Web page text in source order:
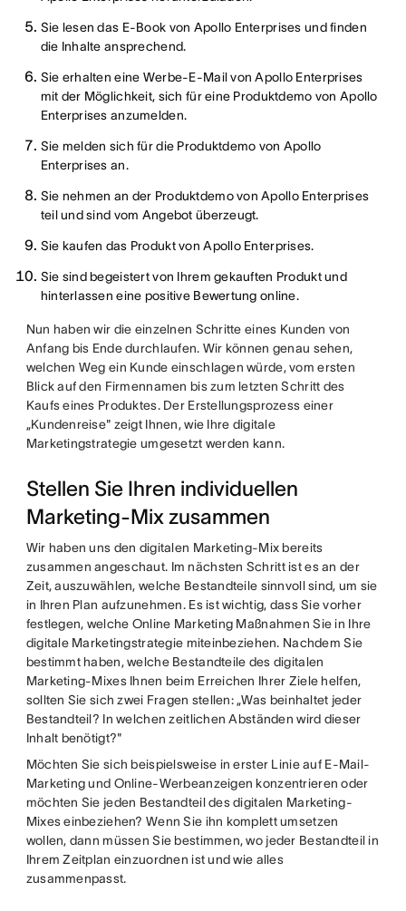
Sie lesen das E-Book von Apollo Enterprises und finden
die Inhalte ansprechend.
Sie erhalten eine Werbe-E-Mail von Apollo Enterprises
mit der Möglichkeit, sich für eine Produktdemo von Apollo
Enterprises anzumelden.
Sie melden sich für die Produktdemo von Apollo
Enterprises an.
Sie nehmen an der Produktdemo von Apollo Enterprises
teil und sind vom Angebot überzeugt.
Sie kaufen das Produkt von Apollo Enterprises.
Sie sind begeistert von Ihrem gekauften Produkt und
hinterlassen eine positive Bewertung online.
Nun haben wir die einzelnen Schritte eines Kunden von
Anfang bis Ende durchlaufen. Wir können genau sehen,
welchen Weg ein Kunde einschlagen würde, vom ersten
Blick auf den Firmennamen bis zum letzten Schritt des
Kaufs eines Produktes. Der Erstellungsprozess einer
„Kundenreise" zeigt Ihnen, wie Ihre digitale
Marketingstrategie umgesetzt werden kann.
Stellen Sie Ihren individuellen
Marketing-Mix zusammen
Wir haben uns den digitalen Marketing-Mix bereits
zusammen angeschaut. Im nächsten Schritt ist es an der
Zeit, auszuwählen, welche Bestandteile sinnvoll sind, um sie
in Ihren Plan aufzunehmen. Es ist wichtig, dass Sie vorher
festlegen, welche Online Marketing Maßnahmen Sie in Ihre
digitale Marketingstrategie miteinbeziehen. Nachdem Sie
bestimmt haben, welche Bestandteile des digitalen
Marketing-Mixes Ihnen beim Erreichen Ihrer Ziele helfen,
sollten Sie sich zwei Fragen stellen: „Was beinhaltet jeder
Bestandteil? In welchen zeitlichen Abständen wird dieser
Inhalt benötigt?"
Möchten Sie sich beispielsweise in erster Linie auf E-Mail-
Marketing und Online-Werbeanzeigen konzentrieren oder
möchten Sie jeden Bestandteil des digitalen Marketing-
Mixes einbeziehen? Wenn Sie ihn komplett umsetzen
wollen, dann müssen Sie bestimmen, wo jeder Bestandteil in
Ihrem Zeitplan einzuordnen ist und wie alles
zusammenpasst.